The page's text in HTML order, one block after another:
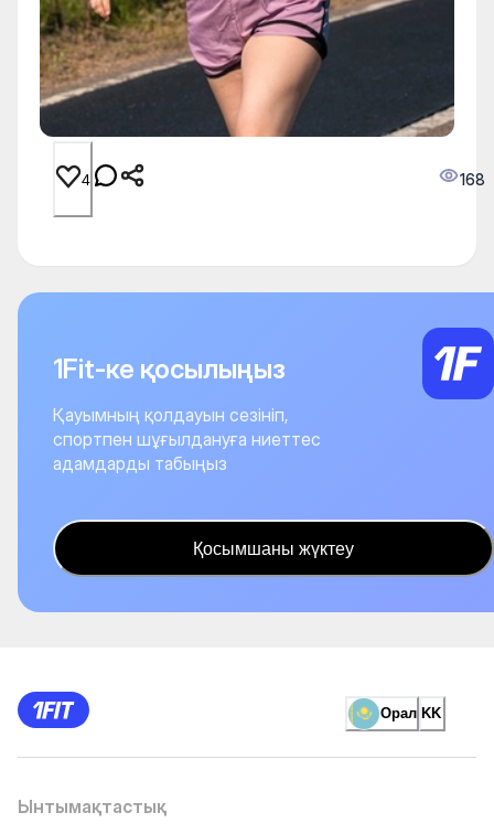
4 168
1Fit-ке қосылыңыз
Қауымның қолдауын сезініп,
спортпен шұғылдануға ниеттес
адамдарды табыңыз
Қосымшаны жүктеу
Орал KK
Ынтымақтастық